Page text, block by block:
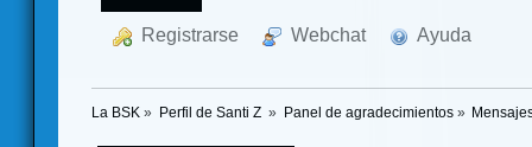
Registrarse Webchat Ayuda
La BSK » Perfil de Santi Z » Panel de agradecimientos»